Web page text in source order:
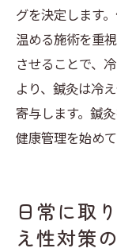
グを決定します
温める施術を重
させることで、
より、鍼灸は冷
寄与します。鍼
健康管理を始め
日常に取
え性対策